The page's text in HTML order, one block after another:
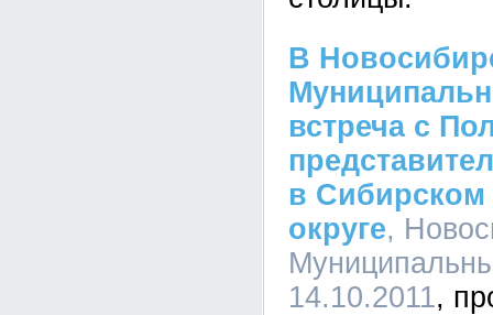
В
встреча с
в
округе,
14.10.2011